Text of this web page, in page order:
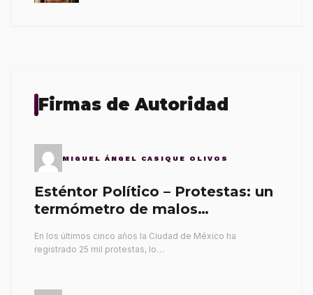
Firmas de Autoridad
MIGUEL ÁNGEL CASIQUE OLIVOS
Esténtor Político – Protestas: un
termómetro de malos
En los últimos cinco años la Ciudad de México ha
registrado 25 mil protestas, lo…